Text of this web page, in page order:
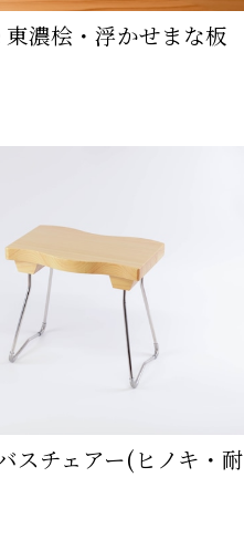
濃桧・浮かせまな板
スチェアー(ヒノキ・耐